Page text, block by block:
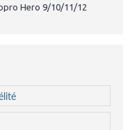
Hero 9/10/11/12